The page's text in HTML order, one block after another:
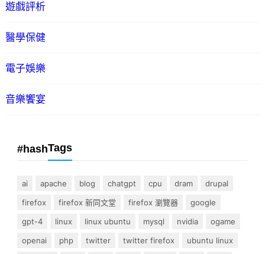
遊戲評析
醫學保健
電子娛樂
音樂饗宴
#hashTags
ai apache blog chatgpt cpu dram
drupal
firefox
firefox 新同文堂 firefox 瀏覽器
google
gpt-4
linux linux ubuntu mysql nvidia
ogame
openai
php twitter twitter firefox
ubuntu linux